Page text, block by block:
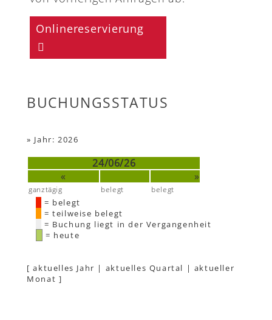
Onlinereservierung
BUCHUNGSSTATUS
» Jahr: 2026
24/06/26
«
»
ganztägig belegt belegt
= belegt
= teilweise belegt
= Buchung liegt in der Vergangenheit
= heute
[aktuelles Jahr | aktuelles Quartal | aktueller
Monat ]